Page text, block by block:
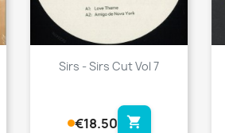
Sirs - Sirs Cut Vol 7
€18.50 shopping_cart